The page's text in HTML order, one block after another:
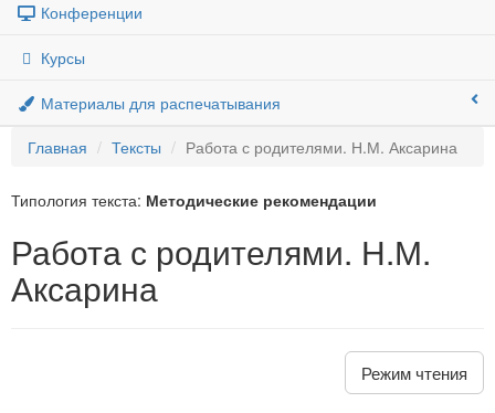
Конференции
Курсы
Материалы для распечатывания
Главная
Тексты Работа с родителями. Н.М. Аксарина
Типология текста: Методические рекомендации
Работа с родителями. Н.М.
Аксарина
Режим чтения